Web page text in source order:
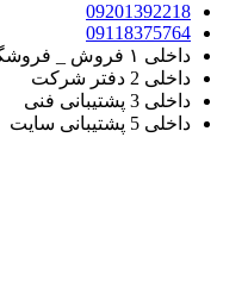
09201392218
09118375764
داخلی ۱ فروش _ فروشگاه
داخلی 2 دفتر شرکت
داخلی 3 پشتیبانی فنی
داخلی 5 پشتیبانی سایت